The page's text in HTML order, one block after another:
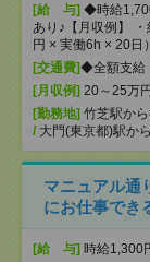
[給 与] ◆時給
あり♪【月収例】
円 × 実働6h × 20日）
[交通費]◆全額支給
[月収例] 20～25万
[勤務地] 竹芝駅か
/ 大門(東京都)駅か
マニュアル通
にお仕事でき
[給 与] 時給1,300